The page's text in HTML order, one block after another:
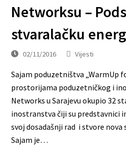
Networksu –
stvaralačku
02/11/2016 Vijesti
Sajam poduzetništva „WarmUp
prostorijama poduzetničkog i
Networks u Sarajevu okupio 32
inostranstva čiji su predstavnici
svoj dosadašnji rad i stvore
Sajam je…